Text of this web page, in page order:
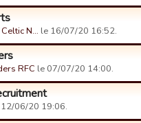
N… le 16/07/20 16:52.
RFC le 07/07/20 14:00.
06/20 19:06.